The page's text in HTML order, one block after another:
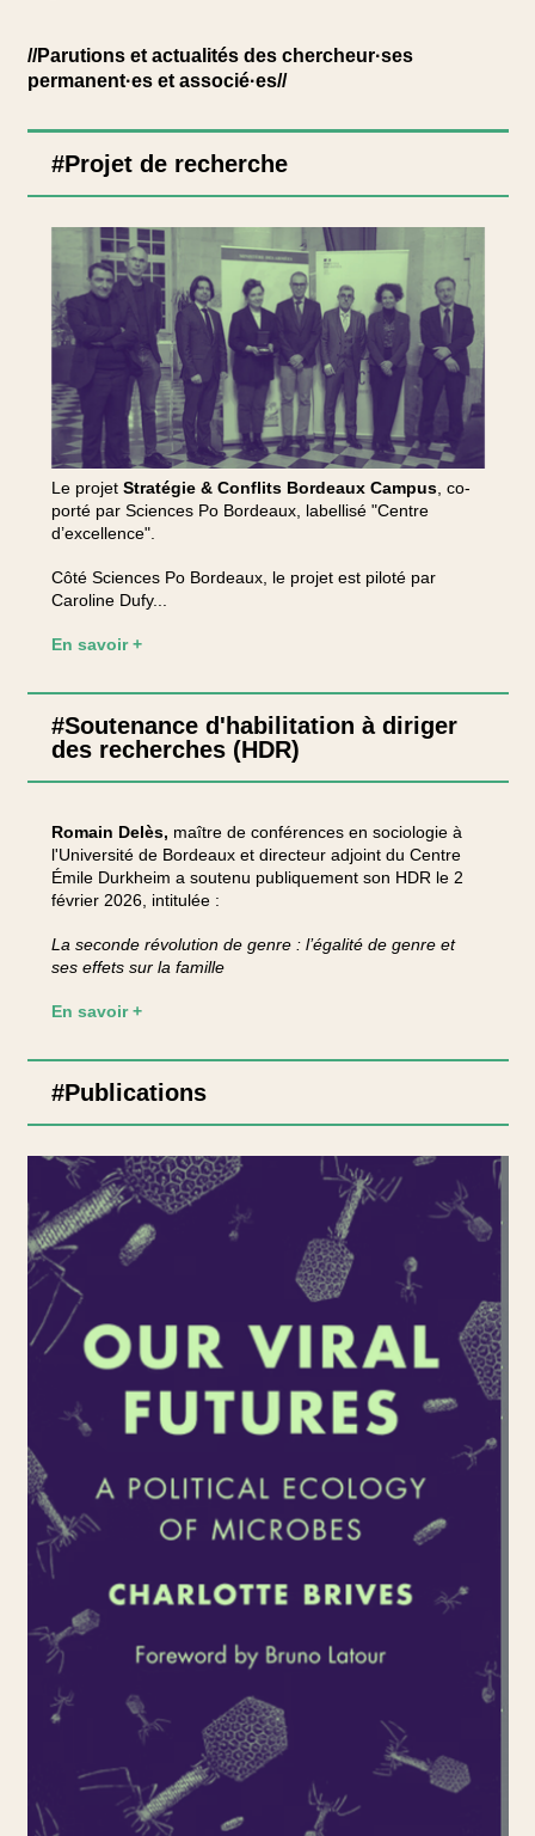
//Parutions et actualités des chercheur·ses
permanent·es et associé·es//
#Projet de recherche
Le projet Stratégie & Conflits Bordeaux Campus, co-
porté par Sciences Po Bordeaux, labellisé "Centre
d’excellence".
Côté Sciences Po Bordeaux, le projet est piloté par
Caroline Dufy...
En savoir +
#Soutenance d'habilitation à diriger
des recherches (HDR)
Romain Delès, maître de conférences en sociologie à
l'Université de Bordeaux et directeur adjoint du Centre
Émile Durkheim a soutenu publiquement son HDR le 2
février 2026, intitulée :
La seconde révolution de genre : l’égalité de genre et
ses effets sur la famille
En savoir +
#Publications